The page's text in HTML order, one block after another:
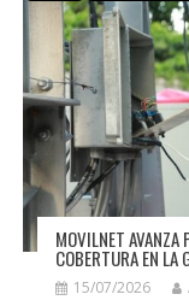
MOVILNET AVANZA
COBERTURA EN LA
15/07/2026